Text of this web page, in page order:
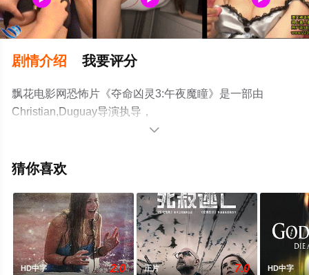
剧情介绍 我要评分
飘花电影网恐怖片《夺命凶灵3:午夜魔瞳》是一部由
Christian,Duguay导演执导，
Liliana,Komorowska,Valérie,Valois,Steve,Parrish等演员精
影大全就上飘花影院，更多相关信息可移步至豆瓣电影、

猜你喜欢
HD中字 2.0 正片 7.0 HD中字